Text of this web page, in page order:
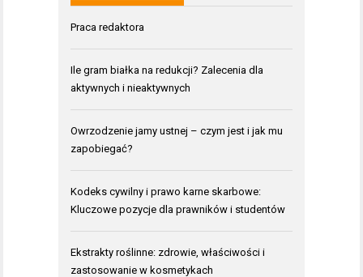
Praca redaktora
Ile gram białka na redukcji? Zalecenia dla
aktywnych i nieaktywnych
Owrzodzenie jamy ustnej – czym jest i jak mu
zapobiegać?
Kodeks cywilny i prawo karne skarbowe:
Kluczowe pozycje dla prawników i studentów
Ekstrakty roślinne: zdrowie, właściwości i
zastosowanie w kosmetykach